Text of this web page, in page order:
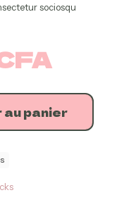
sociosqu
panier